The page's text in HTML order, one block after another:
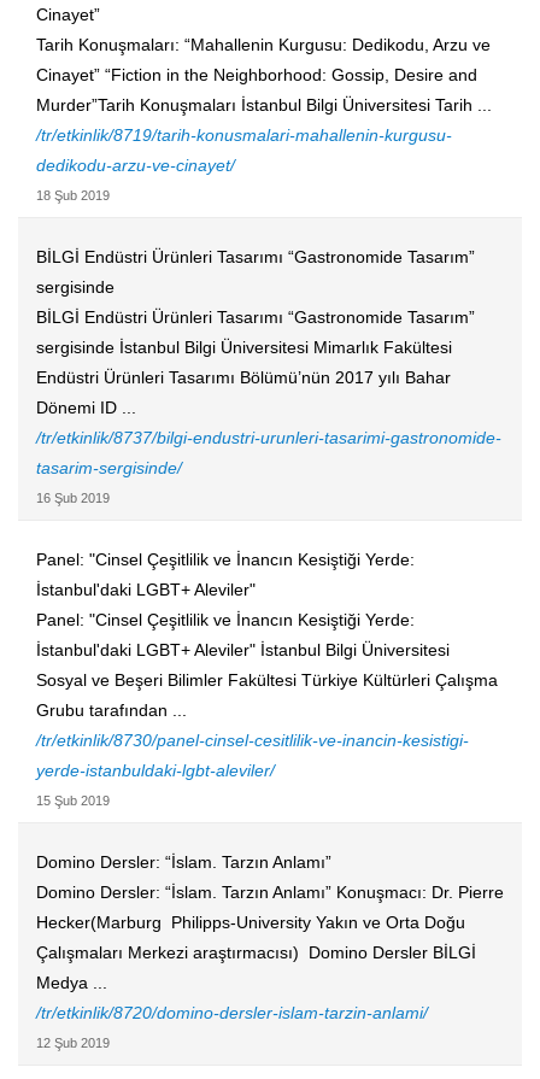
Cinayet”
Tarih Konuşmaları: “Mahallenin Kurgusu: Dedikodu, Arzu ve
Cinayet” “Fiction in the Neighborhood: Gossip, Desire and
Murder”Tarih Konuşmaları İstanbul Bilgi Üniversitesi Tarih ...
/tr/etkinlik/8719/tarih-konusmalari-mahallenin-kurgusu-
dedikodu-arzu-ve-cinayet/
18 Şub 2019
BİLGİ Endüstri Ürünleri Tasarımı “Gastronomide Tasarım”
sergisinde
BİLGİ Endüstri Ürünleri Tasarımı “Gastronomide Tasarım”
sergisinde İstanbul Bilgi Üniversitesi Mimarlık Fakültesi
Endüstri Ürünleri Tasarımı Bölümü’nün 2017 yılı Bahar
Dönemi ID ...
/tr/etkinlik/8737/bilgi-endustri-urunleri-tasarimi-gastronomide-
tasarim-sergisinde/
16 Şub 2019
Panel: "Cinsel Çeşitlilik ve İnancın Kesiştiği Yerde:
İstanbul'daki LGBT+ Aleviler"
Panel: "Cinsel Çeşitlilik ve İnancın Kesiştiği Yerde:
İstanbul'daki LGBT+ Aleviler" İstanbul Bilgi Üniversitesi
Sosyal ve Beşeri Bilimler Fakültesi Türkiye Kültürleri Çalışma
Grubu tarafından ...
/tr/etkinlik/8730/panel-cinsel-cesitlilik-ve-inancin-kesistigi-
yerde-istanbuldaki-lgbt-aleviler/
15 Şub 2019
Domino Dersler: “İslam. Tarzın Anlamı”
Domino Dersler: “İslam. Tarzın Anlamı” Konuşmacı: Dr. Pierre
Hecker(Marburg Philipps-University Yakın ve Orta Doğu
Çalışmaları Merkezi araştırmacısı) Domino Dersler BİLGİ
Medya ...
/tr/etkinlik/8720/domino-dersler-islam-tarzin-anlami/
12 Şub 2019